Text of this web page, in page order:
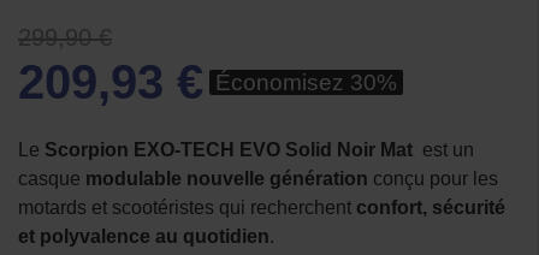
(12 avis)
299,90 €
209,93 € Économisez 30%
Le Scorpion EXO-TECH EVO Solid Noir Mat est un
casque modulable nouvelle génération conçu pour les
motards et scootéristes qui recherchent confort, sécurité
et polyvalence au quotidien.